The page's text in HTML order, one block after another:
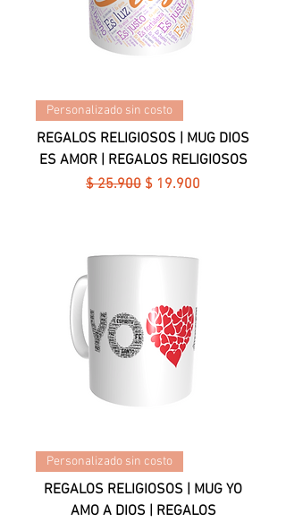
Personalizado sin costo
REGALOS RELIGIOSOS | MUG DIOS
ES AMOR | REGALOS RELIGIOSOS
Precio
$ 25.900 Precio de oferta
$ 19.900
Personalizado sin costo
REGALOS RELIGIOSOS | MUG YO
AMO A DIOS | REGALOS